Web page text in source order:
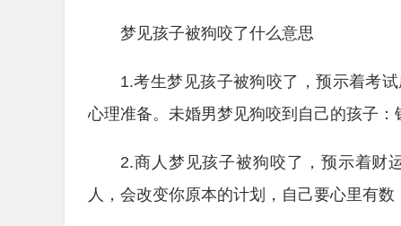
梦见孩子被狗咬了什么意思
1.考生梦见孩子被狗咬了，预示着考
心理准备。未婚男梦见狗咬到自己的孩子：
2.商人梦见孩子被狗咬了，预示着财
人，会改变你原本的计划，自己要心里有数